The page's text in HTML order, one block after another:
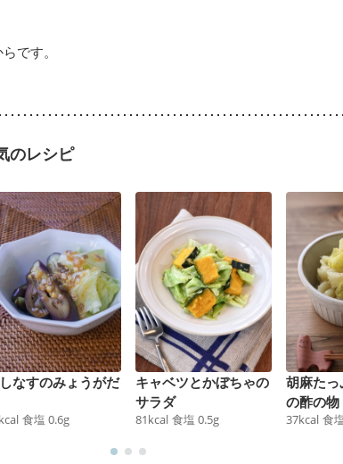
です。
のレシピ
なすのみょうがだ
食塩 0.6g
キャベツとかぼちゃの
サラダ
81kcal 食塩 0.5g
胡麻た
の酢の物
37kcal 食